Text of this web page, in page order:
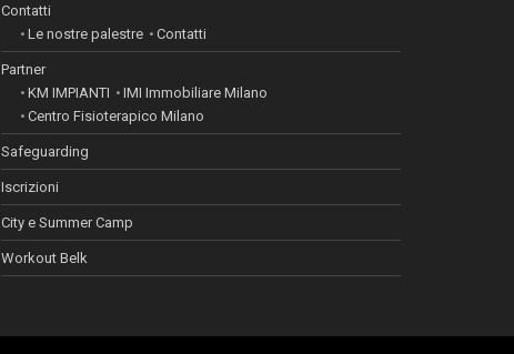
Contatti
Le nostre palestre
Contatti
Partner
KM IMPIANTI
IMI Immobiliare Milano
Centro Fisioterapico Milano
Safeguarding
Iscrizioni
City e Summer Camp
Workout Belk